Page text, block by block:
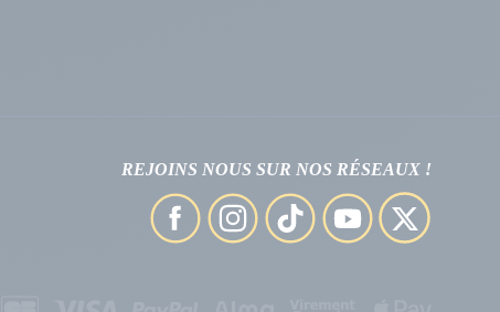
REJOINS NOUS SUR NOS RÉSEAUX !